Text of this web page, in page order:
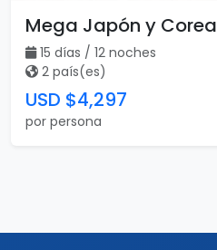
Mega Japón y Corea
15 días / 12 noches
2 país(es)
USD $4,297
por persona